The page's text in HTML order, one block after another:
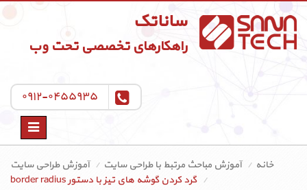
ساناتک
راهکارهای تخصصی تحت وب
۰۹۱۲-۰۴۵۵۹۳۵
Toggle
خانه
آموزش مباحث مرتبط با طراحی سایت
آموزش طراحی سایت
گرد کردن گوشه های تیز با دستور border radius